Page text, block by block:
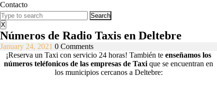
Contacto
Close
Menu
Search
for:
X
Números de Radio Taxis en Deltebre
January 24, 2021 January
24,
2021
0 Comments
¡Reserva un Taxi con servicio 24 horas! También te enseñamos los
números teléfonicos de las empresas de Taxi que se encuentran en
los municipios cercanos a Deltebre: